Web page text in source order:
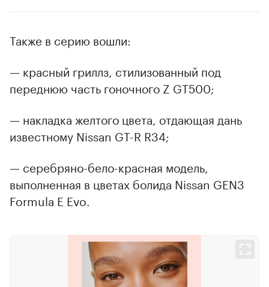
Также в серию вошли:
— красный гриллз, стилизованный под
переднюю часть гоночного Z GT500;
— накладка желтого цвета, отдающая дань
известному Nissan GT-R R34;
— серебряно-бело-красная модель,
выполненная в цветах болида Nissan GEN3
Formula E Evo.